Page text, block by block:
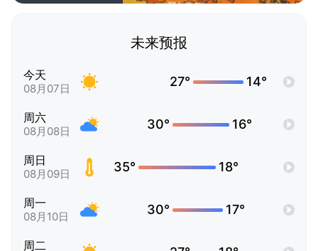
未来预报
今天
08月07日 27° 14°
周六
08月08日 30° 16°
周日
08月09日 35° 18°
周一
08月10日 30° 17°
周二